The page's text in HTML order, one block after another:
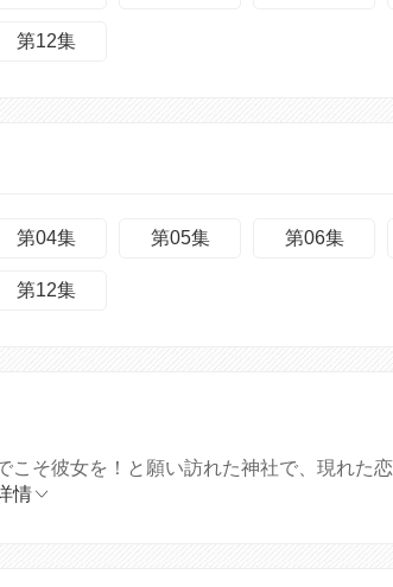
第12集
第04集 第05集 第06集
第12集
そ彼女を！と願い訪れた神社で、現れた
情